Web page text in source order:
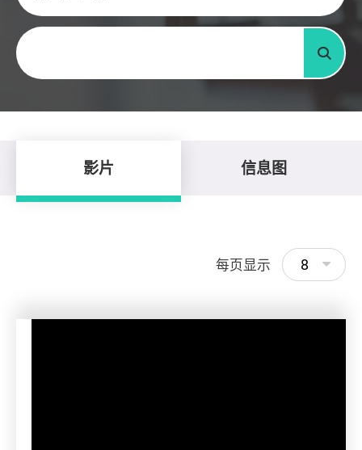
关键字
搜寻
影片 信息图
每页显示 8